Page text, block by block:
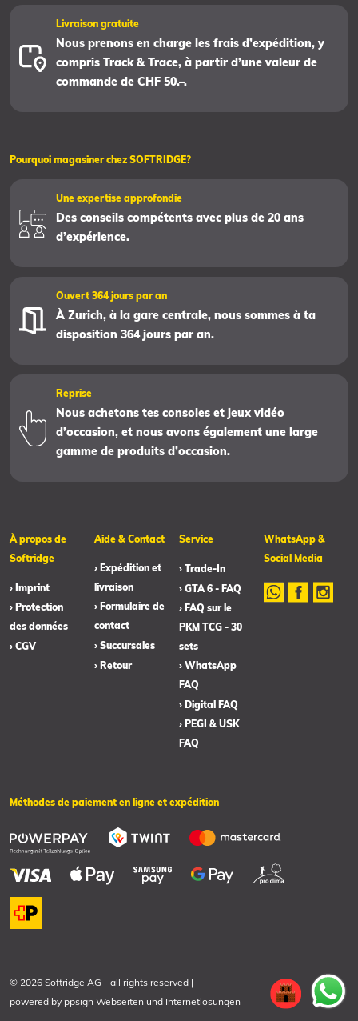
Livraison gratuite
Nous prenons en charge les frais d’expédition, y
compris Track & Trace, à partir d’une valeur de
commande de CHF 50.–.
Pourquoi magasiner chez SOFTRIDGE?
Une expertise approfondie
Des conseils compétents avec plus de 20 ans
d’expérience.
Ouvert 364 jours par an
À Zurich, à la gare centrale, nous sommes à ta
disposition 364 jours par an.
Reprise
Nous achetons tes consoles et jeux vidéo
d’occasion, et nous avons également une large
gamme de produits d’occasion.
À propos de
Softridge
› Imprint
› Protection
des données
› CGV
Aide & Contact
› Expédition et
livraison
› Formulaire de
contact
› Succursales
› Retour
Service
› Trade-In
› GTA 6 - FAQ
› FAQ sur le
PKM TCG - 30
sets
› WhatsApp
FAQ
› Digital FAQ
› PEGI & USK
FAQ
WhatsApp &
Social Media
Méthodes de paiement en ligne et expédition
© 2026 Softridge AG - all rights reserved |
powered by ppsign Webseiten und Internetlösungen